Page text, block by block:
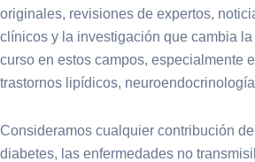
originales, revisiones de expertos,
clínicos y la investigación que cambia
curso en estos campos, especialmente
trastornos lipídicos,
Consideramos cualquier contribución
diabetes, las enfermedades no